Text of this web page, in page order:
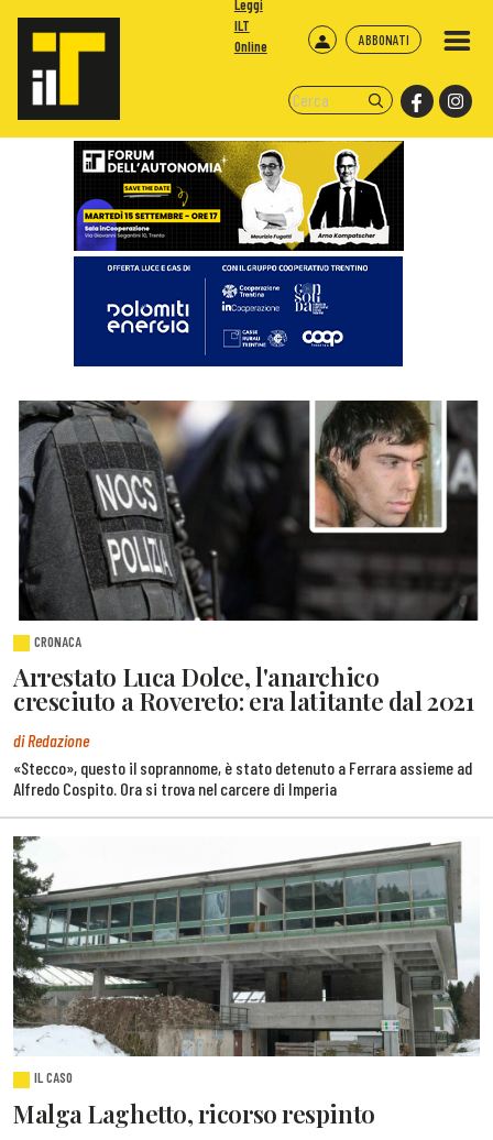
ABBONATI
Leggi
ILT
Online
CRONACA
Arrestato Luca Dolce, l'anarchico
cresciuto a Rovereto: era latitante dal 2021
di Redazione
«Stecco», questo il soprannome, è stato detenuto a Ferrara assieme ad
Alfredo Cospito. Ora si trova nel carcere di Imperia
IL CASO
Malga Laghetto, ricorso respinto